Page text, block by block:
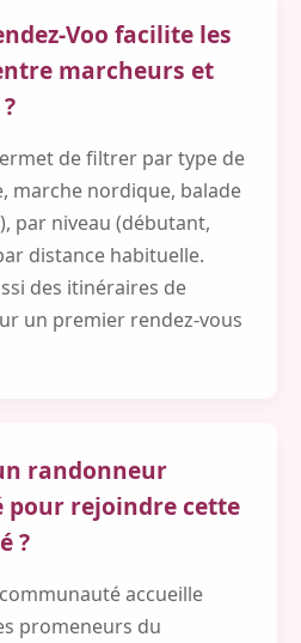
Voo facilite les
marcheurs et
de filtrer par type de
marche nordique, balade
par niveau (débutant,
distance habituelle.
des itinéraires de
un premier rendez-vous
randonneur
pour rejoindre cette
?
accueille
promeneurs du